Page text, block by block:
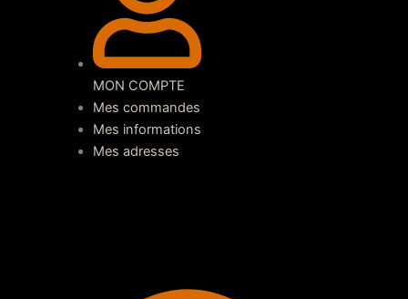
MON COMPTE
Mes commandes
Mes informations
Mes adresses